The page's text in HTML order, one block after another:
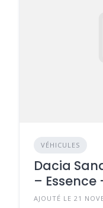
VÉHICULES
Dacia
– Essence
AJOUTÉ LE 21